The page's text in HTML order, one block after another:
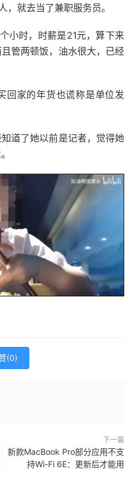
，就去当了兼职服务员。
小时，时薪是21元，算下来
管两顿饭，油水很大，已经
回家的年货也谎称是单位发
道了她以前是记者，觉得她
(0)
下一篇
新款MacBook Pro部分应用不支
持Wi-Fi 6E：更新后才能用